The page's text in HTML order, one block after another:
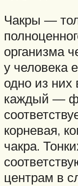
Чакры —
организма
у человека
одно из
каждый —
корневая,
чакра.
центрам в